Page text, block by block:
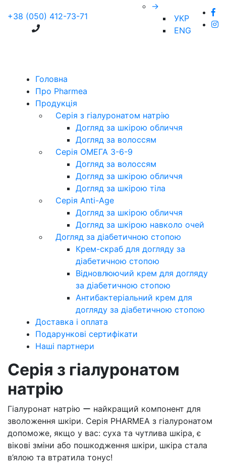
+38 (050) 412-73-71
→
УКР
ENG
Головна
Про Pharmea
Продукція
Серія з гіалуронатом натрію
Догляд за шкірою обличчя
Догляд за волоссям
Серія ОМЕГА 3-6-9
Догляд за волоссям
Догляд за шкірою обличчя
Догляд за шкірою тіла
Серія Anti-Age
Догляд за шкірою обличчя
Догляд за шкірою навколо очей
Догляд за діабетичною стопою
Крем-скраб для догляду за
діабетичною стопою
Відновлюючий крем для догляду
за діабетичною стопою
Антибактеріальний крем для
догляду за діабетичною стопою
Доставка і оплата
Подарункові сертифікати
Наші партнери
Серія з гіалуронатом
натрію
Гіалуронат натрію ー найкращий компонент для
зволоження шкіри. Серія PHARMEA з гіалуронатом
допоможе, якщо у вас: суха та чутлива шкіра, є
вікові зміни або пошкодження шкіри, шкіра стала
в’ялою та втратила тонус!